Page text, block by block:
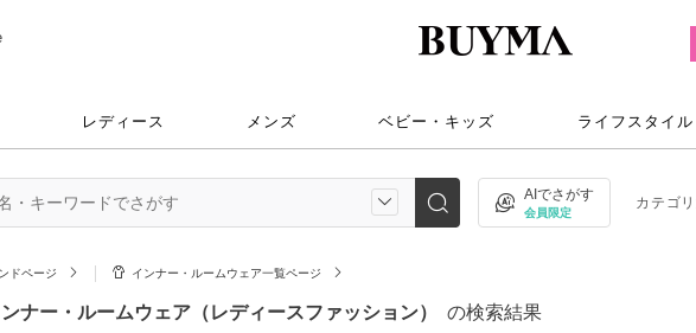
レディース メンズ ベビー・キッズ ライフスタイル
AIでさがす
会員限定
カテゴ
ドページ インナー・ルームウェア一覧ページ
ナー・ルームウェア（レディースファッション） の検索結果